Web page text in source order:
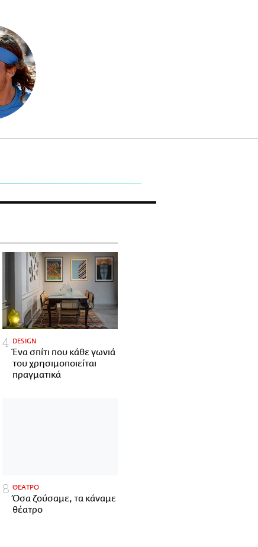
DESIGN
Ένα σπίτι που κάθε γωνιά
του χρησιμοποιείται
πραγματικά
ΘΕΑΤΡΟ
Όσα ζούσαμε, τα κάναμε
θέατρο